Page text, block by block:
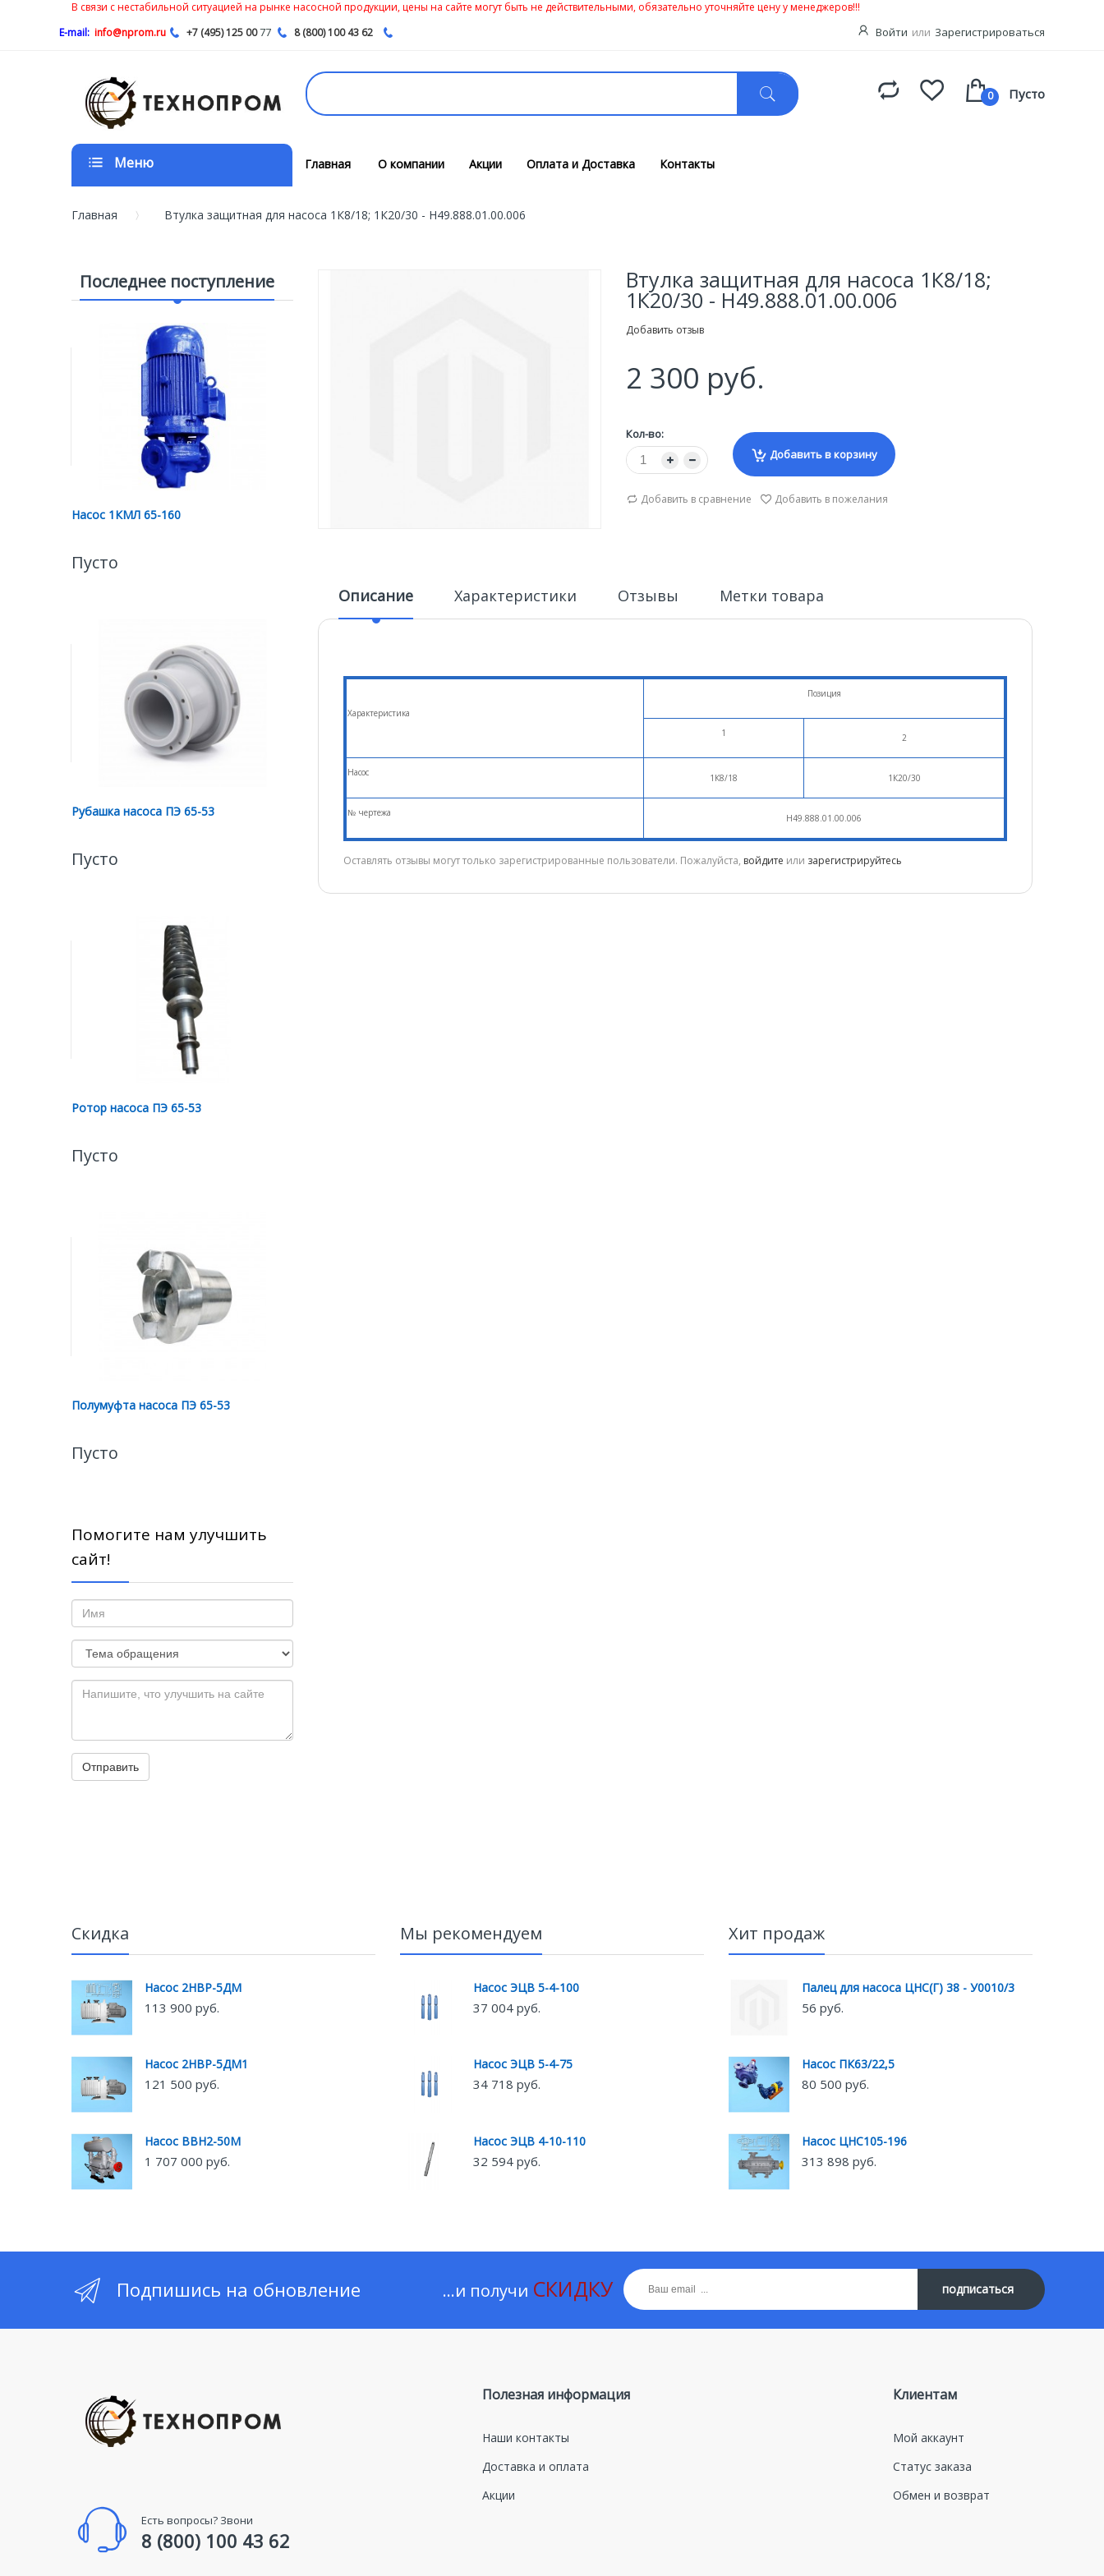
В связи с нестабильной ситуацией на рынке насосной продукции, цены на сайте могут быть не действительными, обязательно уточняйте цену у менеджеров!!!
E-mail: info@nprom.ru +7 (495) 125 0077 8 (800) 100 43 62 Войти или Зарегистрироваться
0 Пусто
Меню Главная О компании Акции Оплата и Доставка Контакты
Главная Втулка защитная для насоса 1К8/18; 1К20/30 - Н49.888.01.00.006
Втулка защитная для насоса 1К8/18;
1К20/30 - Н49.888.01.00.006
Добавить отзыв
2 300 руб.
Кол-во:
Добавить в корзину
Добавить в сравнение Добавить в пожелания
Описание Характеристики Отзывы Метки товара
Характеристика
Позиция
1 2
Насос 1К8/18 1К20/30
№ чертежа Н49.888.01.00.006
Оставлять отзывы могут только зарегистрированные пользователи. Пожалуйста, войдите или зарегистрируйтесь
Последнее поступление
Насос 1КМЛ 65-160
Пусто
Рубашка насоса ПЭ 65-53
Пусто
Ротор насоса ПЭ 65-53
Пусто
Полумуфта насоса ПЭ 65-53
Пусто
Помогите нам улучшить
сайт!
Отправить
Скидка
Насос 2НВР-5ДМ
113 900 руб.
Насос 2НВР-5ДМ1
121 500 руб.
Насос ВВН2-50М
1 707 000 руб.
Мы рекомендуем
Насос ЭЦВ 5-4-100
37 004 руб.
Насос ЭЦВ 5-4-75
34 718 руб.
Насос ЭЦВ 4-10-110
32 594 руб.
Хит продаж
Палец для насоса ЦНС(Г) 38 - У0010/3
56 руб.
Насос ПК63/22,5
80 500 руб.
Насос ЦНС105-196
313 898 руб.
Подпишись на обновление ...и получи СКИДКУ подписаться
Есть вопросы? Звони
8 (800) 100 43 62
Полезная информация
Наши контакты
Доставка и оплата
Акции
Клиентам
Мой аккаунт
Статус заказа
Обмен и возврат